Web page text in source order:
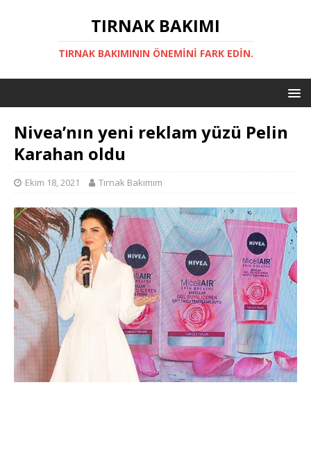
TIRNAK BAKIMI
TIRNAK BAKIMININ ÖNEMINI FARK EDIN.
Nivea’nın yeni reklam yüzü Pelin
Karahan oldu
Ekim 18, 2021 Tırnak Bakımım